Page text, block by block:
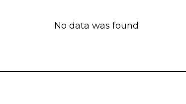
No data was found